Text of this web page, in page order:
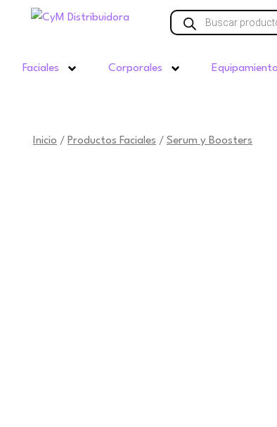
Búsqueda
de
Faciales Corporales Equipamiento
Inicio / Productos Faciales / Serum y Boosters